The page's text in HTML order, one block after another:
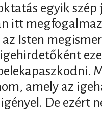
egyik
itt
Isten
amely az
De ezért